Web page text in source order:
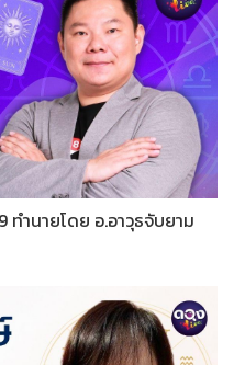
ทำนายโดย อ.อาวุธจับยาม